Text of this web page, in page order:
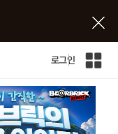
로그인
인
사
이